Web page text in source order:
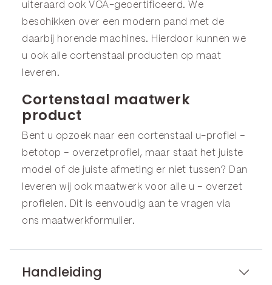
uiteraard ook VCA-gecertificeerd. We
beschikken over een modern pand met de
daarbij horende machines. Hierdoor kunnen we
u ook alle cortenstaal producten op maat
leveren.
Cortenstaal maatwerk
product
Bent u opzoek naar een cortenstaal u-profiel –
betotop – overzetprofiel, maar staat het juiste
model of de juiste afmeting er niet tussen? Dan
leveren wij ook maatwerk voor alle u – overzet
profielen. Dit is eenvoudig aan te vragen via
ons maatwerkformulier.
Handleiding